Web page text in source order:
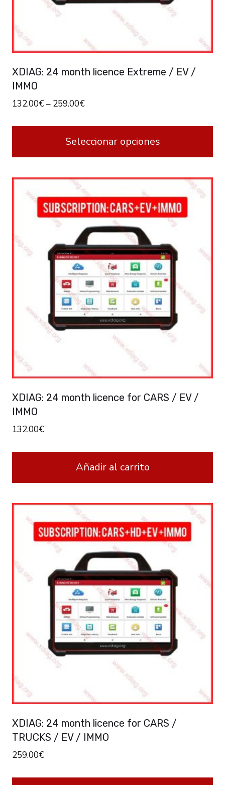
XDIAG: 24 month licence Extreme / EV /
IMMO
132.00€– 259.00€
Seleccionar opciones
product
has
multiple
The
chosen
product
page
XDIAG: 24 month licence for CARS / EV /
IMMO
132.00€
Añadir al carrito
XDIAG: 24 month licence for CARS /
TRUCKS / EV / IMMO
259.00€